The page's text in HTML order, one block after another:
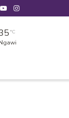
°C